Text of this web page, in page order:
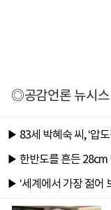
◎공감언론 뉴시스